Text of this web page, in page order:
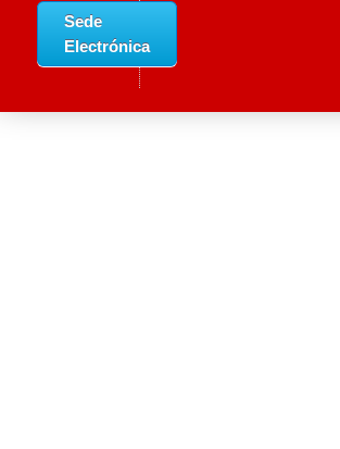
Sede
Electrónica